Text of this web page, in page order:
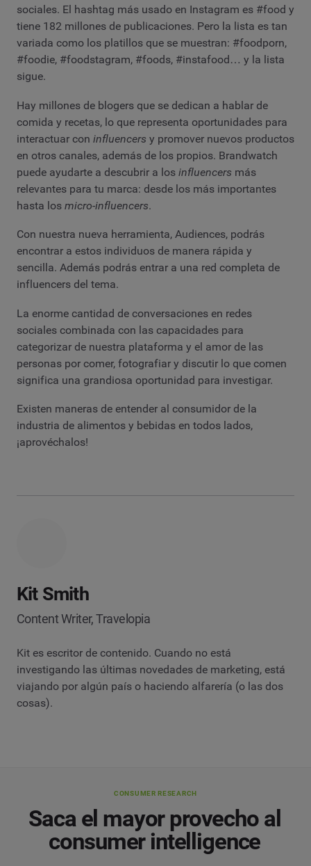
sociales. El hashtag más usado en Instagram es #food y
tiene 182 millones de publicaciones. Pero la lista es tan
variada como los platillos que se muestran: #foodporn,
#foodie, #foodstagram, #foods, #instafood… y la lista
sigue.
Hay millones de blogers que se dedican a hablar de
comida y recetas, lo que representa oportunidades para
interactuar con influencers y promover nuevos productos
en otros canales, además de los propios. Brandwatch
puede ayudarte a descubrir a los influencers más
relevantes para tu marca: desde los más importantes
hasta los micro-influencers.
Con nuestra nueva herramienta, Audiences, podrás
encontrar a estos individuos de manera rápida y
sencilla. Además podrás entrar a una red completa de
influencers del tema.
La enorme cantidad de conversaciones en redes
sociales combinada con las capacidades para
categorizar de nuestra plataforma y el amor de las
personas por comer, fotografiar y discutir lo que comen
significa una grandiosa oportunidad para investigar.
Existen maneras de entender al consumidor de la
industria de alimentos y bebidas en todos lados,
¡aprovéchalos!
Kit Smith
Content Writer, Travelopia
Kit es escritor de contenido. Cuando no está
investigando las últimas novedades de marketing, está
viajando por algún país o haciendo alfarería (o las dos
cosas).
CONSUMER RESEARCH
Saca el mayor provecho al
consumer intelligence